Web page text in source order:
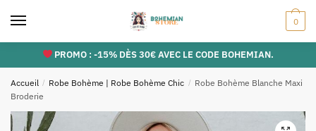
navigation
content
0
PROMO : -15% DÈS 30€ AVEC LE CODE BOHEMIAN.
Accueil / Robe Bohème | Robe Bohème Chic / Robe Bohème Blanche Maxi
Broderie